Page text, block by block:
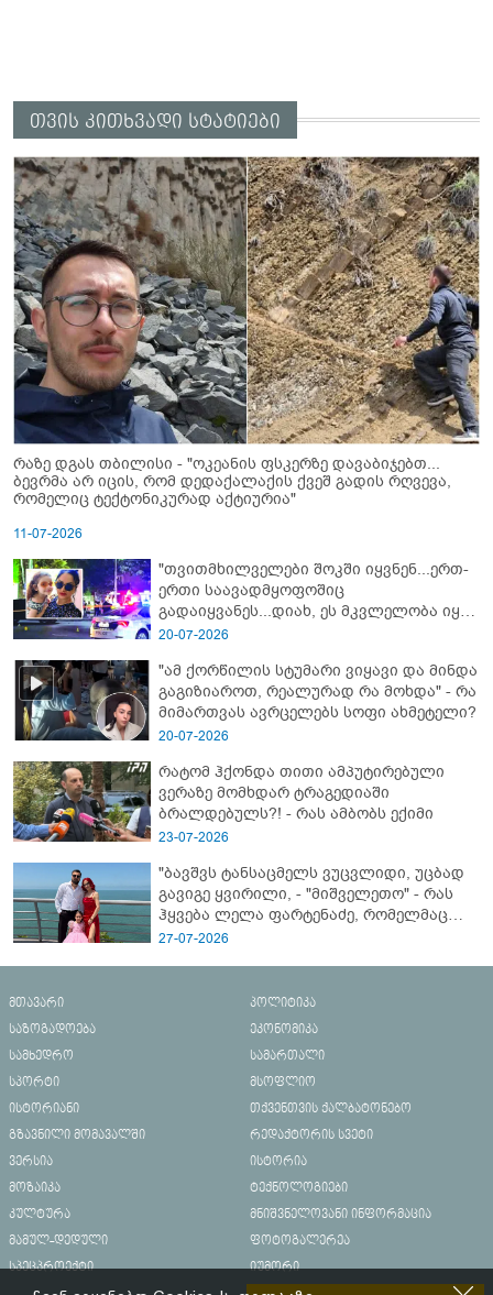
თვის კითხვადი სტატიები
რაზე დგას თბილისი - "ოკეანის ფსკერზე დავაბიჯებთ...
ბევრმა არ იცის, რომ დედაქალაქის ქვეშ გადის რღვევა,
რომელიც ტექტონიკურად აქტიურია"
11-07-2026
"თვითმხილველები შოკში იყვნენ...ერთ-
ერთი საავადმყოფოშიც
გადაიყვანეს...დიახ, ეს მკვლელობა იყო"
- გორში დატრიალებული ტრაგედიის
20-07-2026
"ამ ქორწილის სტუმარი ვიყავი და მინდა
გაგიზიაროთ, რეალურად რა მოხდა" - რა
მიმართვას ავრცელებს სოფი ახმეტელი?
20-07-2026
რატომ ჰქონდა თითი ამპუტირებული
ვერაზე მომხდარ ტრაგედიაში
ბრალდებულს?! - რას ამბობს ექიმი
23-07-2026
"ბავშვს ტანსაცმელს ვუცვლიდი, უცბად
გავიგე ყვირილი, - "მიშველეთო" - რას
ჰყვება ლელა ფარტენაძე, რომელმაც
ბათუმში 16 წლის ბიჭი ზღვაში
27-07-2026
მთავარი
პოლიტიკა
საზოგადოება
ეკონომიკა
სამხედრო
სამართალი
სპორტი
მსოფლიო
ისტორიანი
თქვენთვის ქალბატონებო
გზავნილი მომავალში
რედაქტორის სვეტი
ვერსია
ისტორია
მოზაიკა
ტექნოლოგიები
კულტურა
მნიშვნელოვანი ინფორმაცია
მამულ-დედული
ფოტოგალერეა
სპეცპროექტი
იუმორი